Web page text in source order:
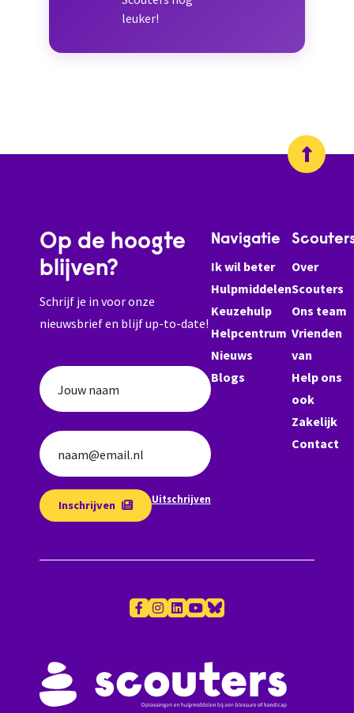
leuker!
Op de hoogte
blijven?
Schrijf je in voor onze
nieuwsbrief en blijf up-to-date!
Jouw naam
naam@email.nl
Inschrijven Uitschrijven
Navigatie
Ik wil beter
Hulpmiddelen
Keuzehulp
Helpcentrum
Nieuws
Blogs
Over
Scouters
Ons team
Vrienden
van
Help ons
ook
Zakelijk
Contact